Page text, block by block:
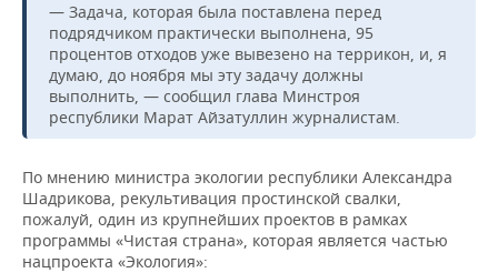
— Задача, которая была поставлена перед
подрядчиком практически выполнена, 95
процентов отходов уже вывезено на террикон, и, я
думаю, до ноября мы эту задачу должны
выполнить, — сообщил глава Минстроя
республики Марат Айзатуллин журналистам.
По мнению министра экологии республики Александра
Шадрикова, рекультивация простинской свалки,
пожалуй, один из крупнейших проектов в рамках
программы «Чистая страна», которая является частью
нацпроекта «Экология»: